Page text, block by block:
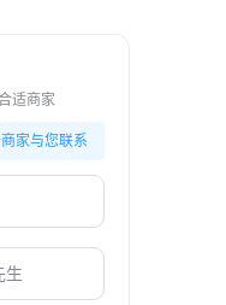
适商家
家与您联系